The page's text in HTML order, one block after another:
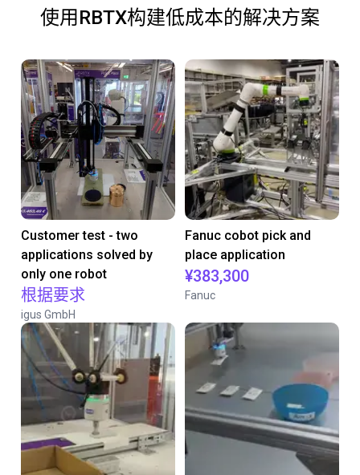
使用RBTX构建低成本的解决方案
Customer test - two
applications solved by
only one robot
根据要求
igus GmbH
Fanuc cobot pick and
place application
¥383,300
Fanuc